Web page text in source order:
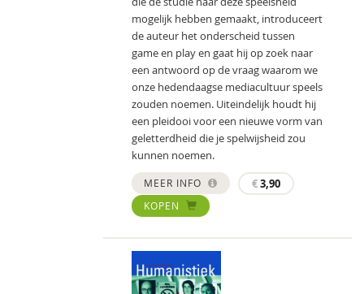
mogelijk hebben gemaakt, introduceert
de auteur het onderscheid tussen
game en play en gaat hij op zoek naar
een antwoord op de vraag waarom we
onze hedendaagse mediacultuur speels
zouden noemen. Uiteindelijk houdt hij
een pleidooi voor een nieuwe vorm van
geletterdheid die je spelwijsheid zou
kunnen noemen.
MEER INFO €3,90
KOPEN